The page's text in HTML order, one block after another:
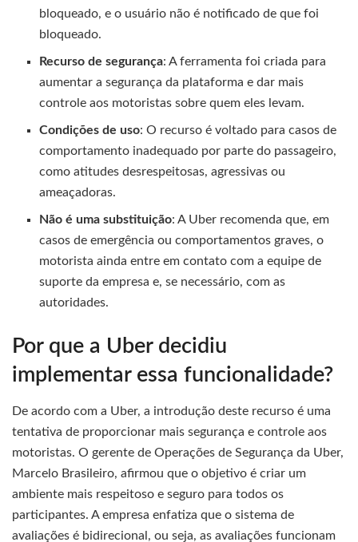
bloqueado, e o usuário não é notificado de que foi
bloqueado.
Recurso de segurança: A ferramenta foi criada para
aumentar a segurança da plataforma e dar mais
controle aos motoristas sobre quem eles levam.
Condições de uso: O recurso é voltado para casos de
comportamento inadequado por parte do passageiro,
como atitudes desrespeitosas, agressivas ou
ameaçadoras.
Não é uma substituição: A Uber recomenda que, em
casos de emergência ou comportamentos graves, o
motorista ainda entre em contato com a equipe de
suporte da empresa e, se necessário, com as
autoridades.
Por que a Uber decidiu
implementar essa funcionalidade?
De acordo com a Uber, a introdução deste recurso é uma
tentativa de proporcionar mais segurança e controle aos
motoristas. O gerente de Operações de Segurança da Uber,
Marcelo Brasileiro, afirmou que o objetivo é criar um
ambiente mais respeitoso e seguro para todos os
participantes. A empresa enfatiza que o sistema de
avaliações é bidirecional, ou seja, as avaliações funcionam